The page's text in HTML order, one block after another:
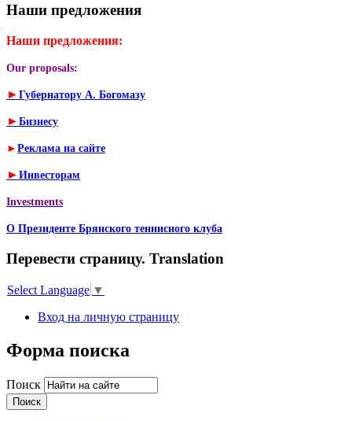
Наши предложения
Наши предложения:
Our proposals:
► Губернатору А. Богомазу
► Бизнесу
► Реклама на сайте
► Инвесторам
Investments
О Президенте Брянского теннисного клуба
Перевести страницу. Translation
Select Language ▼
Вход на личную страницу
Форма поиска
Поиск